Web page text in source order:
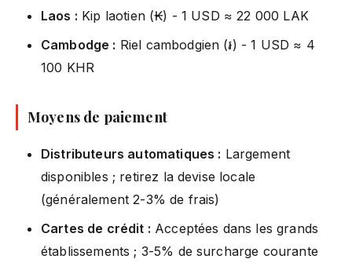
Laos : Kip laotien (₭) - 1 USD ≈ 22 000 LAK
Cambodge : Riel cambodgien (៛) - 1 USD ≈ 4
100 KHR
Moyens de paiement
Distributeurs automatiques : Largement
disponibles ; retirez la devise locale
(généralement 2-3% de frais)
Cartes de crédit : Acceptées dans les grands
établissements ; 3-5% de surcharge courante